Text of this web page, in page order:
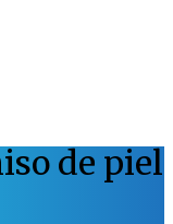
de piel